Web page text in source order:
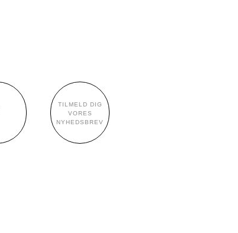
TILMELD DIG
VORES
NYHEDSBREV